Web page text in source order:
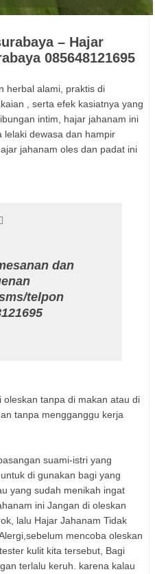
– Hajar
085648121695
herbal alami, praktis di
, serta efek kasiatnya yang
intim, hajar jahanam ini
lelaki dewasa dan hampir
jahanam oles dan padat ini
dan
telpon
tanpa di makan atau di
tanpa mengganggu kerja
suami-istri yang
di gunakan bagi yang
yang sudah menikah ingat
ini Jangan di oleskan
lalu Hajar Jahanam Tidak
mencoba oleskan
kulit kita tersebut, Bagi
terlalu keruh. karena kalau